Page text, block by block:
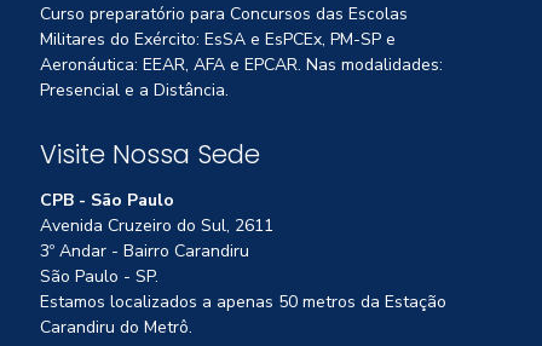
Curso preparatório para Concursos das Escolas
Militares do Exército: EsSA e EsPCEx, PM-SP e
Aeronáutica: EEAR, AFA e EPCAR. Nas modalidades:
Presencial e a Distância.
Visite Nossa Sede
CPB - São Paulo
Avenida Cruzeiro do Sul, 2611
3º Andar - Bairro Carandiru
São Paulo - SP.
Estamos localizados a apenas 50 metros da Estação
Carandiru do Metrô.